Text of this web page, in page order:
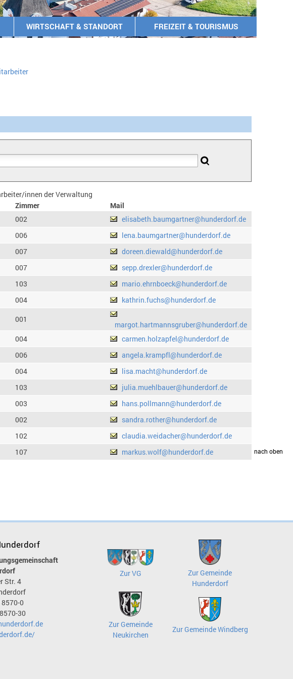
WIRTSCHAFT & STANDORT FREIZEIT & TOURISMUS
innen der Verwaltung
Zimmer
Mail
002
elisabeth.baumgartner@hunderdorf.de
006
lena.baumgartner@hunderdorf.de
007
doreen.diewald@hunderdorf.de
007
sepp.drexler@hunderdorf.de
103
mario.ehrnboeck@hunderdorf.de
004
kathrin.fuchs@hunderdorf.de
001
margot.hartmannsgruber@hunderdorf.de
004
carmen.holzapfel@hunderdorf.de
006
angela.krampfl@hunderdorf.de
004
lisa.macht@hunderdorf.de
103
julia.muehlbauer@hunderdorf.de
003
hans.pollmann@hunderdorf.de
002
sandra.rother@hunderdorf.de
102
claudia.weidacher@hunderdorf.de
107 markus.wolf@hunderdorf.dedrucken nach oben
Str. 4
0
30
Zur VG
Zur Gemeinde
Hunderdorf
Zur Gemeinde
Neukirchen
Zur Gemeinde Windberg